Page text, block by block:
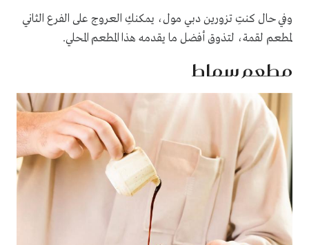
وفي حال كنتِ تزورين دبي مول، يمكنكِ العروج على الفرع الثاني
لمطعم لقمة، لتذوق أفضل ما يقدمه هذا المطعم المحلي.
مطعم سماط